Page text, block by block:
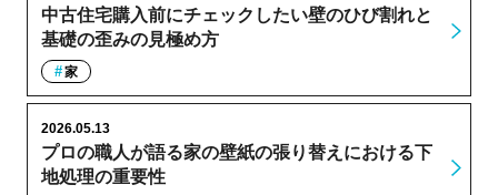
中古住宅購入前にチェックしたい壁のひび割れと
基礎の歪みの見極め方
家
プロの職人が語る家の壁紙の張り替えにおける下
地処理の重要性
2026.05.13